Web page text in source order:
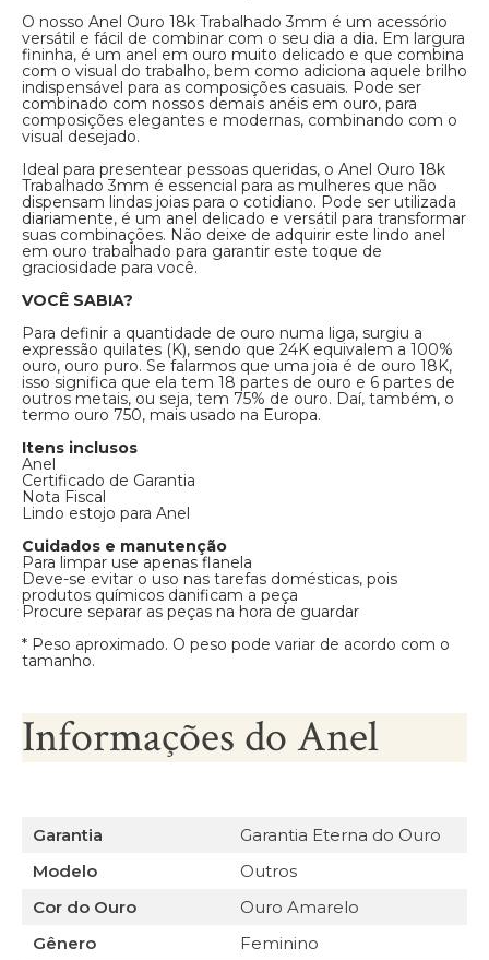
O nosso Anel Ouro 18k Trabalhado 3mm é um acessório
versátil e fácil de combinar com o seu dia a dia. Em largura
fininha, é um anel em ouro muito delicado e que combina
com o visual do trabalho, bem como adiciona aquele brilho
indispensável para as composições casuais. Pode ser
combinado com nossos demais anéis em ouro, para
composições elegantes e modernas, combinando com o
visual desejado.
Ideal para presentear pessoas queridas, o Anel Ouro 18k
Trabalhado 3mm é essencial para as mulheres que não
dispensam lindas joias para o cotidiano. Pode ser utilizada
diariamente, é um anel delicado e versátil para transformar
suas combinações. Não deixe de adquirir este lindo anel
em ouro trabalhado para garantir este toque de
graciosidade para você.
VOCÊ SABIA?
Para definir a quantidade de ouro numa liga, surgiu a
expressão quilates (K), sendo que 24K equivalem a 100%
ouro, ouro puro. Se falarmos que uma joia é de ouro 18K,
isso significa que ela tem 18 partes de ouro e 6 partes de
outros metais, ou seja, tem 75% de ouro. Daí, também, o
termo ouro 750, mais usado na Europa.
Itens inclusos
Anel
Certificado de Garantia
Nota Fiscal
Lindo estojo para Anel
Cuidados e manutenção
Para limpar use apenas flanela
Deve-se evitar o uso nas tarefas domésticas, pois
produtos químicos danificam a peça
Procure separar as peças na hora de guardar
* Peso aproximado. O peso pode variar de acordo com o
tamanho.
Informações do Anel
Garantia
Garantia Eterna do Ouro
Modelo
Outros
Cor do Ouro
Ouro Amarelo
Gênero
Feminino